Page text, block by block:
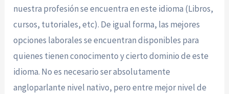
nuestra profesión se encuentra en este idioma (Libros,
cursos, tutoriales, etc). De igual forma, las mejores
opciones laborales se encuentran disponibles para
quienes tienen conocimento y cierto dominio de este
idioma. No es necesario ser absolutamente
angloparlante nivel nativo, pero entre mejor nivel de